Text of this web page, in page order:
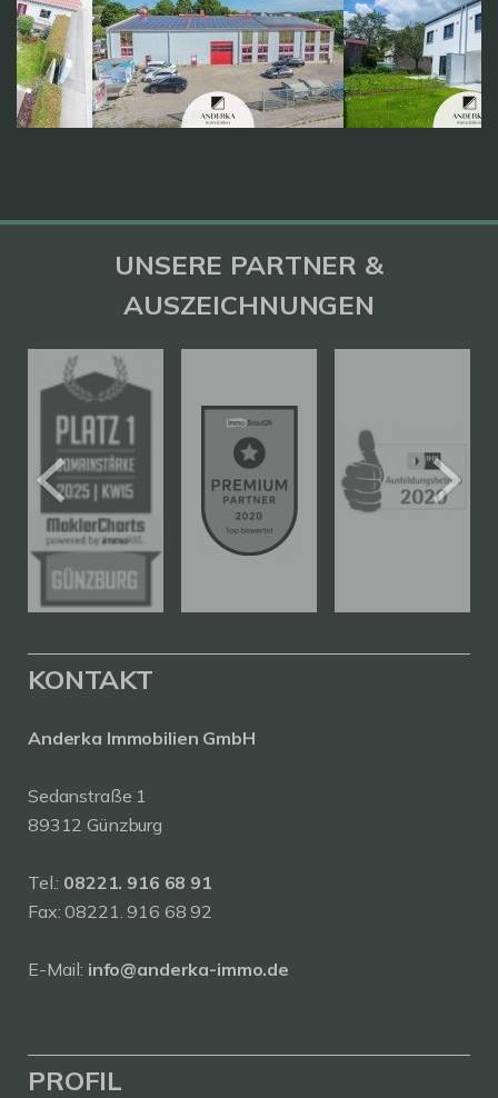
UNSERE PARTNER &
AUSZEICHNUNGEN
KONTAKT
Anderka Immobilien GmbH
Sedanstraße 1
89312 Günzburg
Tel.: 08221. 916 68 91
Fax: 08221. 916 68 92
E-Mail: info@anderka-immo.de
PROFIL